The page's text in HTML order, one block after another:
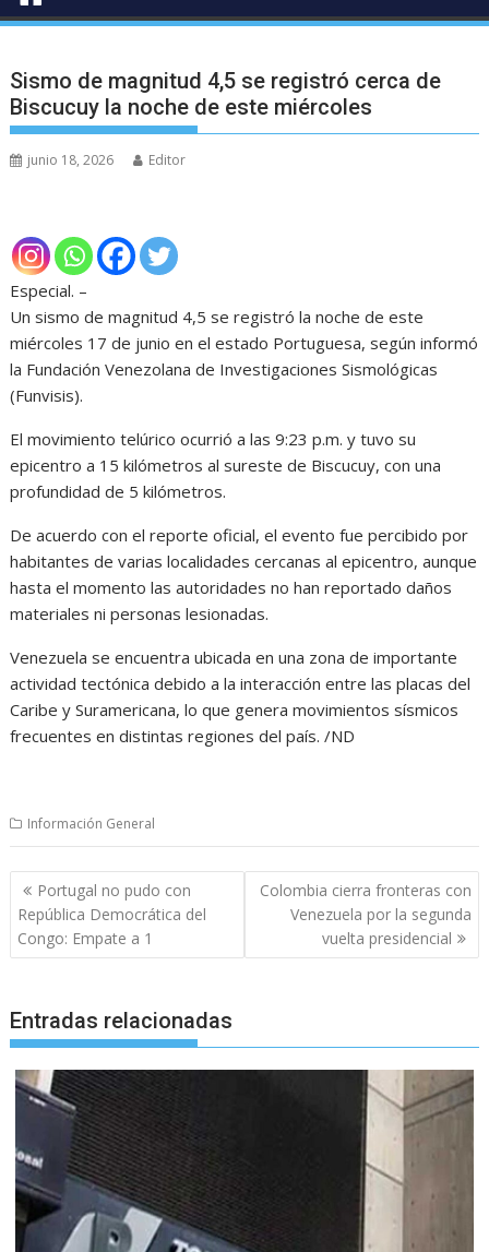
Sismo de magnitud 4,5 se registró cerca de
Biscucuy la noche de este miércoles
junio 18, 2026 Editor
Especial. –
Un sismo de magnitud 4,5 se registró la noche de este
miércoles 17 de junio en el estado Portuguesa, según informó
la Fundación Venezolana de Investigaciones Sismológicas
(Funvisis).
El movimiento telúrico ocurrió a las 9:23 p.m. y tuvo su
epicentro a 15 kilómetros al sureste de Biscucuy, con una
profundidad de 5 kilómetros.
De acuerdo con el reporte oficial, el evento fue percibido por
habitantes de varias localidades cercanas al epicentro, aunque
hasta el momento las autoridades no han reportado daños
materiales ni personas lesionadas.
Venezuela se encuentra ubicada en una zona de importante
actividad tectónica debido a la interacción entre las placas del
Caribe y Suramericana, lo que genera movimientos sísmicos
frecuentes en distintas regiones del país. /ND
Información General
Navegación
de
entradas
Portugal no pudo con
República Democrática del
Congo: Empate a 1
Colombia cierra fronteras con
Venezuela por la segunda
vuelta presidencial
Entradas relacionadas